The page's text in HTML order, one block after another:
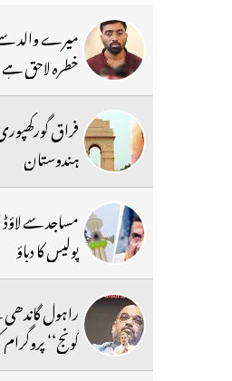
میرے والد
خطرہ لاحق ہے
فراق
ہندوستان
مساجد سے
پولیس کا دباؤ
راہول
گونج‘‘ پروگرام